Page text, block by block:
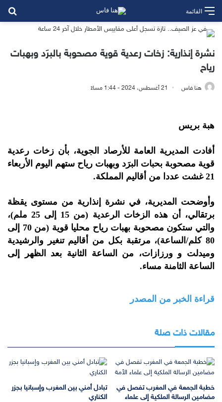
القائمة
نشرة إنذارية: زخات رعدية قوية مصحوبة بالبرَد وبهبات
رياح
هنا فاس 21 أغسطس، 2024 - 1:44 مساءً
هبة بريس
أفادت المديرية العامة للأرصاد الجوية، بأن زخات رعدية
قوية مصحوبة بحبات البرَد وبهبات رياح ستهم اليوم الأربعاء
21 غشت عددا من أقاليم المملكة.
وأوضحت المديرية، في نشرة إنذارية من مستوى يقظة
برتقالي، أن هذه الزخات الرعدية (من 15 إلى 25 ملم)،
والتي ستكون مصحوبة بهبات رياح محليا قوية (من 70 إلى
80 كلم/الساعة)، مرتقبة بكل من أقاليم تنغير والرشيدية
وميدلت و ورزازات، من الساعة الثانية بعد الظهر إلى
الساعة الثامنة مساء.
قراءة الخبر من المصدر
مقالات ذات صلة
خطبة الجمعة في المغرب تفصل في
مضامين الرسالة الملكية إلى علماء
تبادل أمني بين المغرب وإسبانيا بجزر
الكناري